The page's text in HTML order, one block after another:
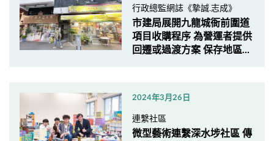
行政總監網誌《摯誠.志成》
市建局展開九龍城衙前圍道
項目收購程序 為營運者提供
回遷或過渡方案 保存地區...
2024年3月26日
連繫社區
微型藝術連繫深水埗社區 傳